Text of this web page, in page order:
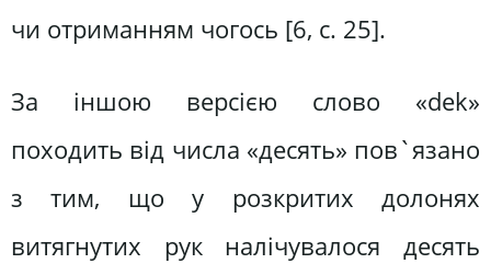
чи отриманням чогось [6, с. 25].
За іншою версією слово «dek»
походить від числа «десять» пов`язано
з тим, що у розкритих долонях
витягнутих рук налічувалося десять